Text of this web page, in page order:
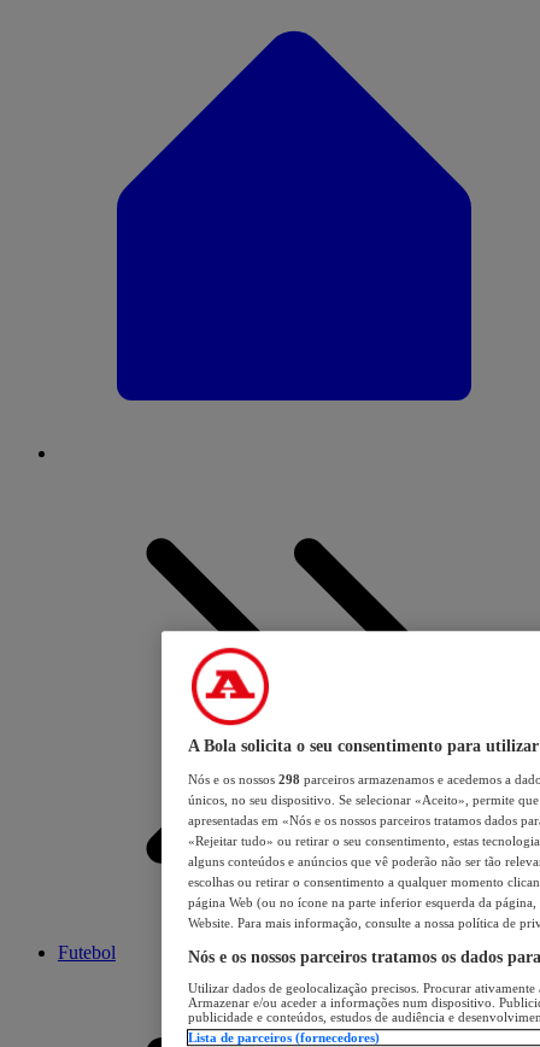
Futebol
A Bola solicita o seu consentimento para utilizar
Nós e os nossos 298 parceiros armazenamos e acedemos a
únicos, no seu dispositivo. Se selecionar «Aceito», permite
apresentadas em «Nós e os nossos parceiros tratamos dados
«Rejeitar tudo» ou retirar o seu consentimento, estas
alguns conteúdos e anúncios que vê poderão não ser tão
escolhas ou retirar o consentimento a qualquer momento
página Web (ou no ícone na parte inferior esquerda da página,
Website. Para mais informação, consulte a nossa política de
Nós e os nossos parceiros tratamos os dados
Utilizar dados de geolocalização precisos. Procurar
Armazenar e/ou aceder a informações num dispositivo.
publicidade e conteúdos, estudos de audiência e
Lista de parceiros (fornecedores)